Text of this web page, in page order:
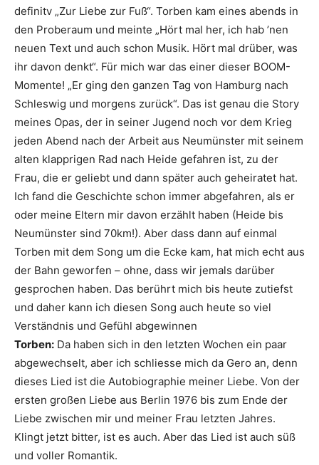
definitv „Zur Liebe zur Fuß“. Torben kam eines abends in
den Proberaum und meinte „Hört mal her, ich hab ’nen
neuen Text und auch schon Musik. Hört mal drüber, was
ihr davon denkt“. Für mich war das einer dieser BOOM-
Momente! „Er ging den ganzen Tag von Hamburg nach
Schleswig und morgens zurück“. Das ist genau die Story
meines Opas, der in seiner Jugend noch vor dem Krieg
jeden Abend nach der Arbeit aus Neumünster mit seinem
alten klapprigen Rad nach Heide gefahren ist, zu der
Frau, die er geliebt und dann später auch geheiratet hat.
Ich fand die Geschichte schon immer abgefahren, als er
oder meine Eltern mir davon erzählt haben (Heide bis
Neumünster sind 70km!). Aber dass dann auf einmal
Torben mit dem Song um die Ecke kam, hat mich echt aus
der Bahn geworfen – ohne, dass wir jemals darüber
gesprochen haben. Das berührt mich bis heute zutiefst
und daher kann ich diesen Song auch heute so viel
Verständnis und Gefühl abgewinnen
Torben: Da haben sich in den letzten Wochen ein paar
abgewechselt, aber ich schliesse mich da Gero an, denn
dieses Lied ist die Autobiographie meiner Liebe. Von der
ersten großen Liebe aus Berlin 1976 bis zum Ende der
Liebe zwischen mir und meiner Frau letzten Jahres.
Klingt jetzt bitter, ist es auch. Aber das Lied ist auch süß
und voller Romantik.